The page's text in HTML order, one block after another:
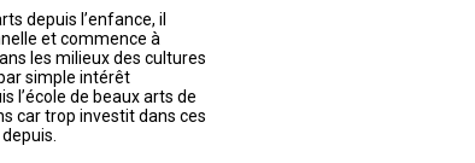
depuis l’enfance, il
et commence à
les milieux des cultures
simple intérêt
l’école de beaux arts de
car trop investit dans ces